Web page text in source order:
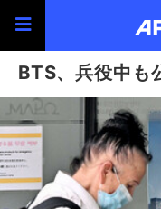
BTS、兵役中も